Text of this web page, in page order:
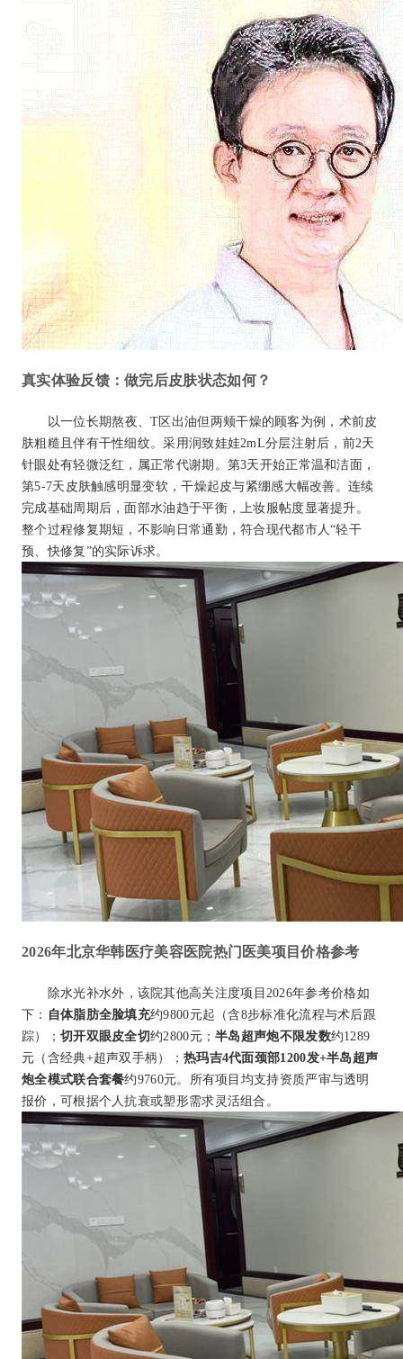
真实体验反馈：做完后皮肤状态如何？
以一位长期熬夜、T区出油但两颊干燥的顾客为例，术前皮
肤粗糙且伴有干性细纹。采用润致娃娃2mL分层注射后，前2天
针眼处有轻微泛红，属正常代谢期。第3天开始正常温和洁面，
第5-7天皮肤触感明显变软，干燥起皮与紧绷感大幅改善。连续
完成基础周期后，面部水油趋于平衡，上妆服帖度显著提升。
整个过程修复期短，不影响日常通勤，符合现代都市人“轻干
预、快修复”的实际诉求。
2026年北京华韩医疗美容医院热门医美项目价格参考
除水光补水外，该院其他高关注度项目2026年参考价格如
下： 自体脂肪全脸填充约9800元起（含8步标准化流程与术后跟
踪）； 切开双眼皮全切约2800元；半岛超声炮不限发数约1289
元（含经典+超声双手柄）； 热玛吉4代面颈部1200发+半岛超声
炮全模式联合套餐约9760元。所有项目均支持资质严审与透明
报价，可根据个人抗衰或塑形需求灵活组合。